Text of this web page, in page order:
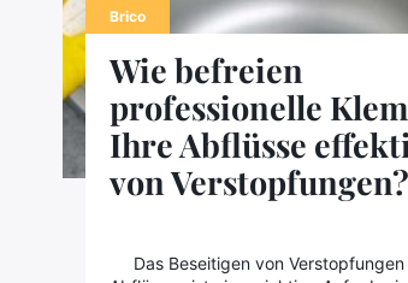
Brico
Wie befreien
professionelle
Ihre Abflüsse
von Verstopfungen?
Das Beseitigen von Verstopfungen